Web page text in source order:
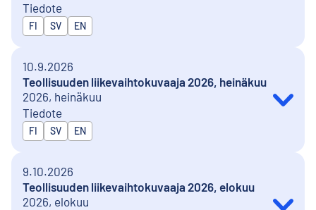
Tiedote
Julkaistaan kielillä
FI SV EN
10.9.2026
Teollisuuden liikevaihtokuvaaja 2026, heinäkuu
2026, heinäkuu
Tiedote
Julkaistaan kielillä
FI SV EN
9.10.2026
Teollisuuden liikevaihtokuvaaja 2026, elokuu
2026, elokuu